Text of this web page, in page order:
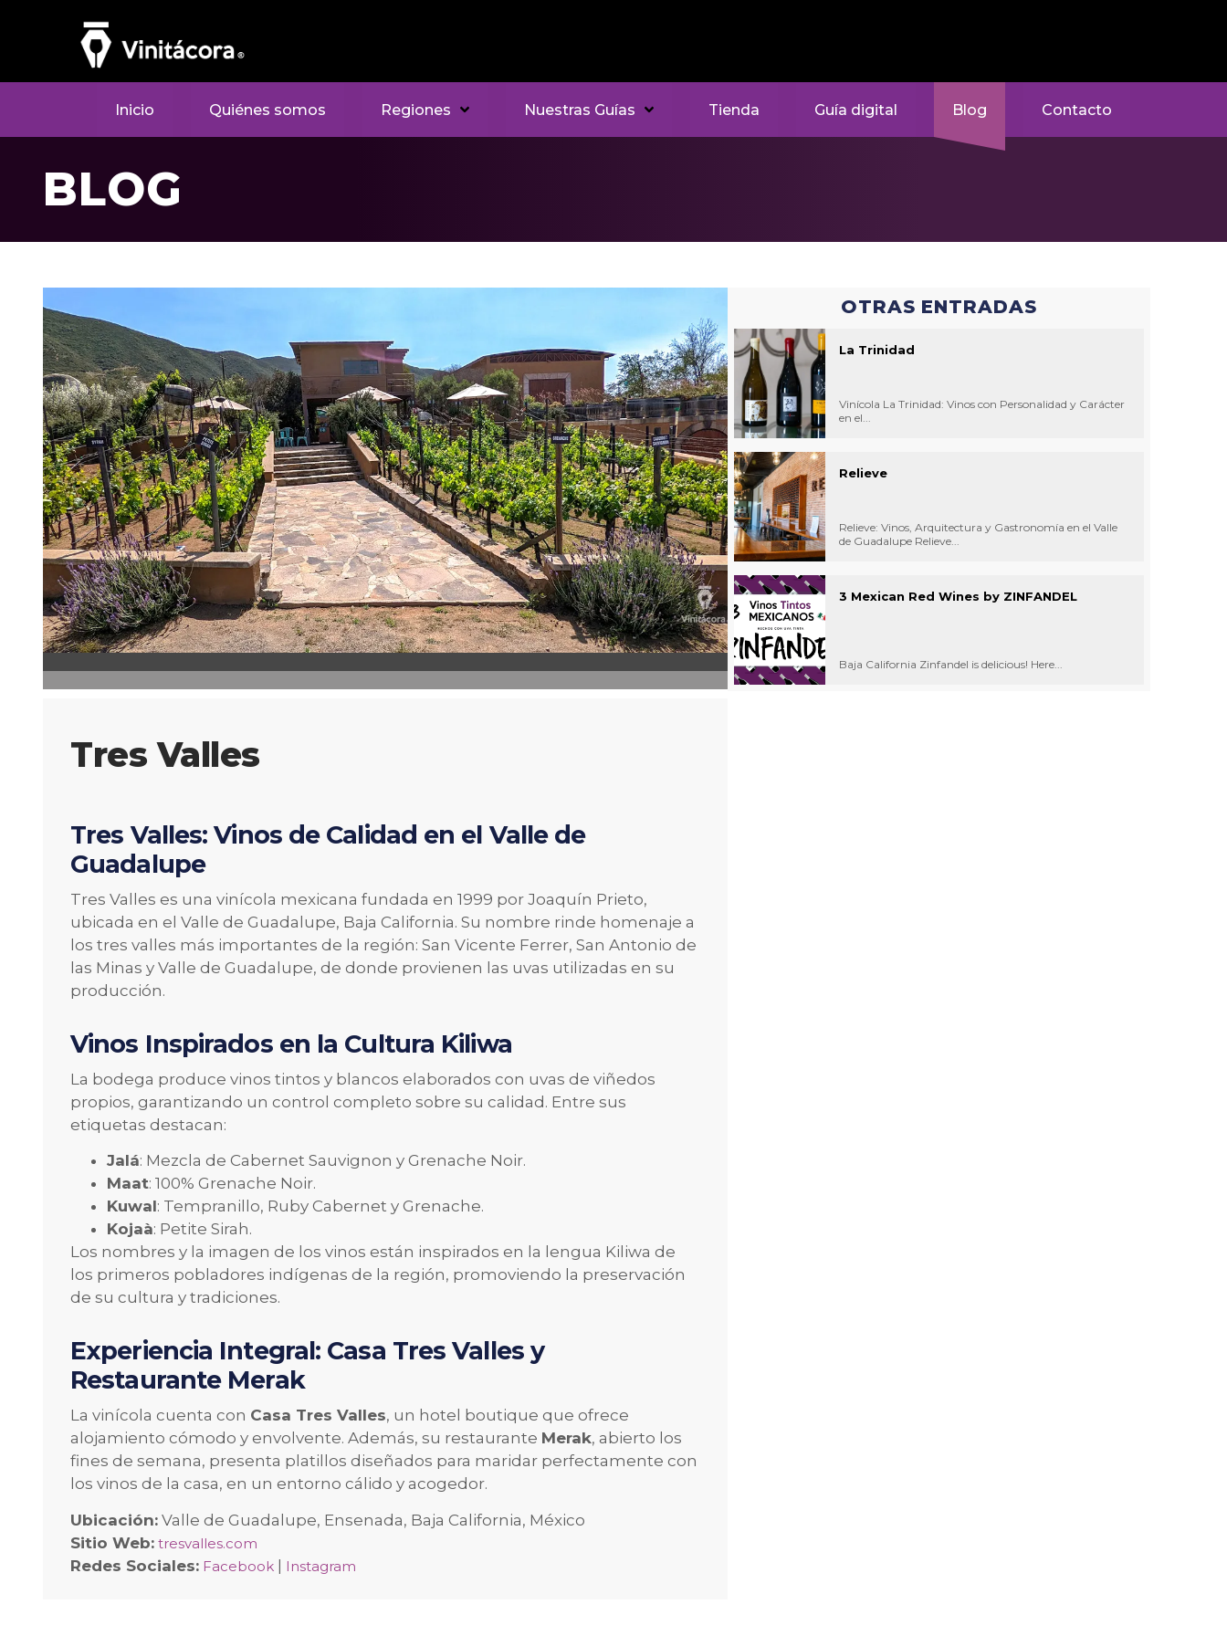
Inicio Quiénes somos Regiones Nuestras Guías Tienda Guía digital Blog Contacto
BLOG
Tres Valles
Tres Valles: Vinos de Calidad en el Valle de
Guadalupe
Tres Valles es una vinícola mexicana fundada en 1999 por Joaquín Prieto,
ubicada en el Valle de Guadalupe, Baja California. Su nombre rinde homenaje a
los tres valles más importantes de la región: San Vicente Ferrer, San Antonio de
las Minas y Valle de Guadalupe, de donde provienen las uvas utilizadas en su
producción.
Vinos Inspirados en la Cultura Kiliwa
La bodega produce vinos tintos y blancos elaborados con uvas de viñedos
propios, garantizando un control completo sobre su calidad. Entre sus
etiquetas destacan:
Jalá: Mezcla de Cabernet Sauvignon y Grenache Noir.
Maat: 100% Grenache Noir.
Kuwal: Tempranillo, Ruby Cabernet y Grenache.
Kojaà: Petite Sirah.
Los nombres y la imagen de los vinos están inspirados en la lengua Kiliwa de
los primeros pobladores indígenas de la región, promoviendo la preservación
de su cultura y tradiciones.
Experiencia Integral: Casa Tres Valles y
Restaurante Merak
La vinícola cuenta con Casa Tres Valles, un hotel boutique que ofrece
alojamiento cómodo y envolvente. Además, su restaurante Merak, abierto los
fines de semana, presenta platillos diseñados para maridar perfectamente con
los vinos de la casa, en un entorno cálido y acogedor.
Ubicación: Valle de Guadalupe, Ensenada, Baja California, México
Sitio Web: tresvalles.com
Redes Sociales: Facebook | Instagram
OTRAS ENTRADAS
La Trinidad
Vinícola La Trinidad: Vinos con Personalidad y Carácter
en el...
Relieve
Relieve: Vinos, Arquitectura y Gastronomía en el Valle
de Guadalupe Relieve...
3 Mexican Red Wines by ZINFANDEL
Baja California Zinfandel is delicious! Here...